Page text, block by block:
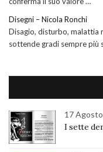
Disegni – Nicola Ronchi
Disagio, disturbo, malattia
sottende gradi sempre più
17
I sette